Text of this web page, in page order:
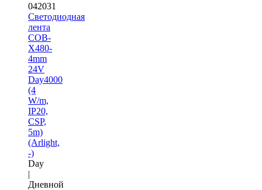
042031
Светодиодная
лента
COB-
X480-
4mm
24V
Day4000
(4
W/m,
IP20,
CSP,
5m)
(Arlight,
-)
Day
|
Дневной